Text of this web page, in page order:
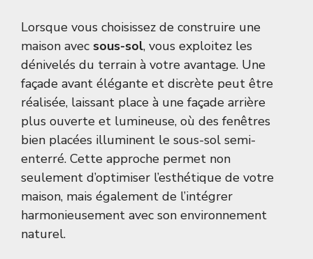
Lorsque vous choisissez de construire une
maison avec sous-sol, vous exploitez les
dénivelés du terrain à votre avantage. Une
façade avant élégante et discrète peut être
réalisée, laissant place à une façade arrière
plus ouverte et lumineuse, où des fenêtres
bien placées illuminent le sous-sol semi-
enterré. Cette approche permet non
seulement d’optimiser l’esthétique de votre
maison, mais également de l’intégrer
harmonieusement avec son environnement
naturel.